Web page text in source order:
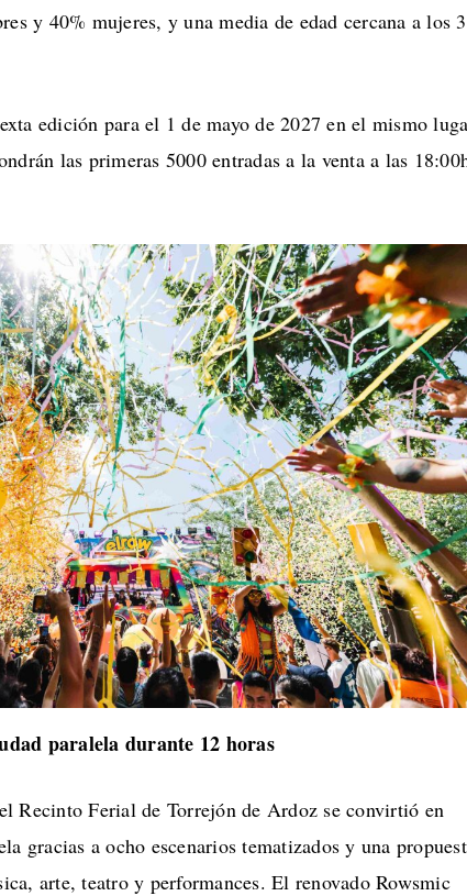
y 40% mujeres, y una media de edad cercana a los
edición para el 1 de mayo de 2027 en el mismo
las primeras 5000 entradas a la venta a las
paralela durante 12 horas
Recinto Ferial de Torrejón de Ardoz se convirtió en
gracias a ocho escenarios tematizados y una
arte, teatro y performances. El renovado Rowsmic